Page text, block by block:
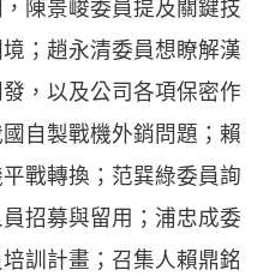
陳景峻委員提及關鍵技
；趙永清委員想瞭解漢
，以及公司各項保密作
自製戰機外銷問題；賴
戰轉換；范巽綠委員詢
招募與留用；浦忠成委
訓計畫；召集人賴鼎銘